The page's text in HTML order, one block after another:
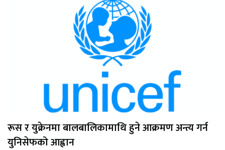
रूस र युक्रेनमा बालबालिकामाथि हुने आक्रमण अन्त्य गर्न
युनिसेफको आह्वान